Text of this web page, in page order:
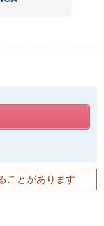
ことがあります